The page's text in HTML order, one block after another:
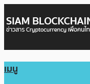
เมนู